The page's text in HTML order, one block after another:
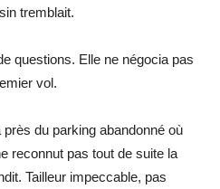
tremblait.
questions. Elle ne négocia pas
vol.
du parking abandonné où
reconnut pas tout de suite la
Tailleur impeccable, pas